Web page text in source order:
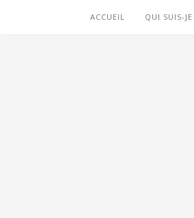
ACCUEIL QUI SUIS-JE